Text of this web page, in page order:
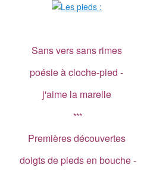
Sans vers sans rimes
poésie à cloche-pied -
j'aime la marelle
***
Premières découvertes
doigts de pieds en bouche -